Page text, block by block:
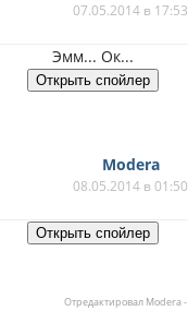
07.05.2014 в 17:53
Эмм... Ок...
Modera
08.05.2014 в 01:50
Отредактировал Modera-